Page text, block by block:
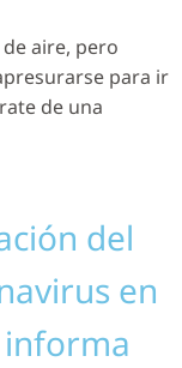
aire, pero
para ir
de una
del
en